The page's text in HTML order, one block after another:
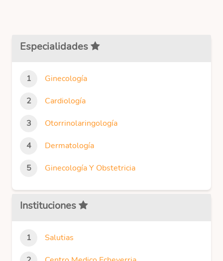
Especialidades
Ginecología
Cardiología
Otorrinolaringología
Dermatología
Ginecología Y Obstetricia
Instituciones
Salutias